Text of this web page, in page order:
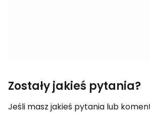
Zostały jakieś pytania?
Jeśli masz jakieś pytania lub